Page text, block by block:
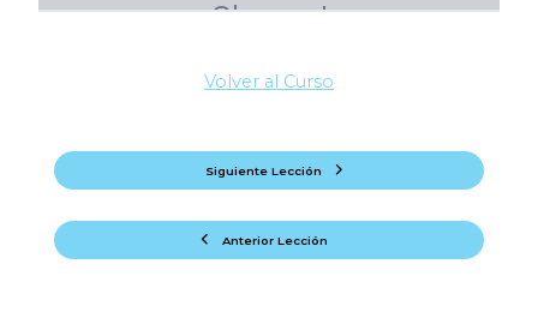
Anterior Lección
Volver al Curso
Siguiente Lección